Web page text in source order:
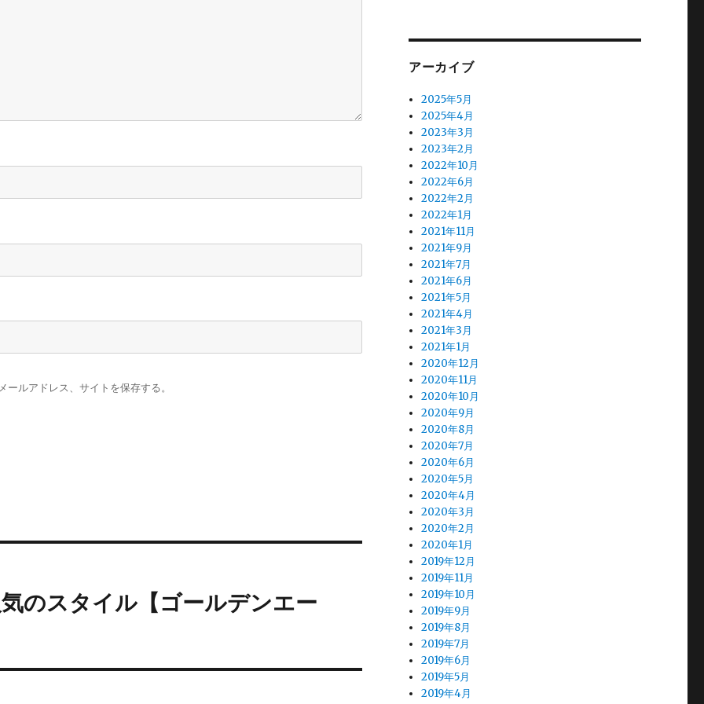
ルアドレス、サイトを保存する。
のスタイル【ゴールデンエー
アーカイブ
2025年5月
2025年4月
2023年3月
2023年2月
2022年10月
2022年6月
2022年2月
2022年1月
2021年11月
2021年9月
2021年7月
2021年6月
2021年5月
2021年4月
2021年3月
2021年1月
2020年12月
2020年11月
2020年10月
2020年9月
2020年8月
2020年7月
2020年6月
2020年5月
2020年4月
2020年3月
2020年2月
2020年1月
2019年12月
2019年11月
2019年10月
2019年9月
2019年8月
2019年7月
2019年6月
2019年5月
2019年4月